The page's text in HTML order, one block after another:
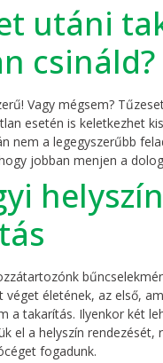
utáni
csináld?
Vagy mégsem?
esetén is keletkezhet
nem a legegyszerűbb
jobban menjen a
helyszín
véget életének, az első,
a takarítás. Ilyenkor két
el a helyszín rendezését,
fogadunk.